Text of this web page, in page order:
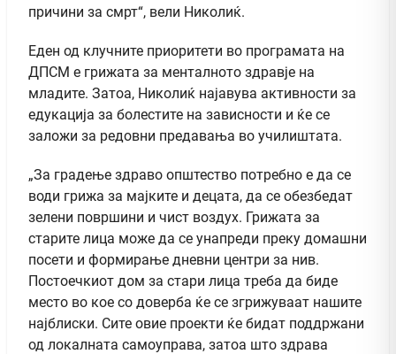
причини за смрт“, вели Николиќ.
Еден од клучните приоритети во програмата на
ДПСМ е грижата за менталното здравје на
младите. Затоа, Николиќ најавува активности за
едукација за болестите на зависности и ќе се
заложи за редовни предавања во училиштата.
„За градење здраво општество потребно е да се
води грижа за мајките и децата, да се обезбедат
зелени површини и чист воздух. Грижата за
старите лица може да се унапреди преку домашни
посети и формирање дневни центри за нив.
Постоечкиот дом за стари лица треба да биде
место во кое со доверба ќе се згрижуваат нашите
најблиски. Сите овие проекти ќе бидат поддржани
од локалната самоуправа, затоа што здрава